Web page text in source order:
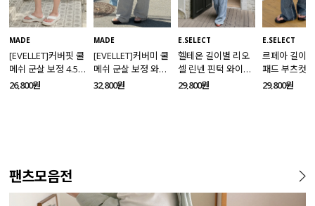
MADE
[EVELLET]커버핏 쿨
메쉬 군살 보정 4.5부
밴딩팬츠
26,800원
MADE
[EVELLET]커버미 쿨
메쉬 군살 보정 와이
드 밴딩팬츠
32,800원
E.SELECT
헬테온 길이별 리오
셀 린넨 핀턱 와이드
데님팬츠
29,800원
E.SELECT
르페아 길이
패드 부츠컷
팬츠
29,800원
팬츠모음전